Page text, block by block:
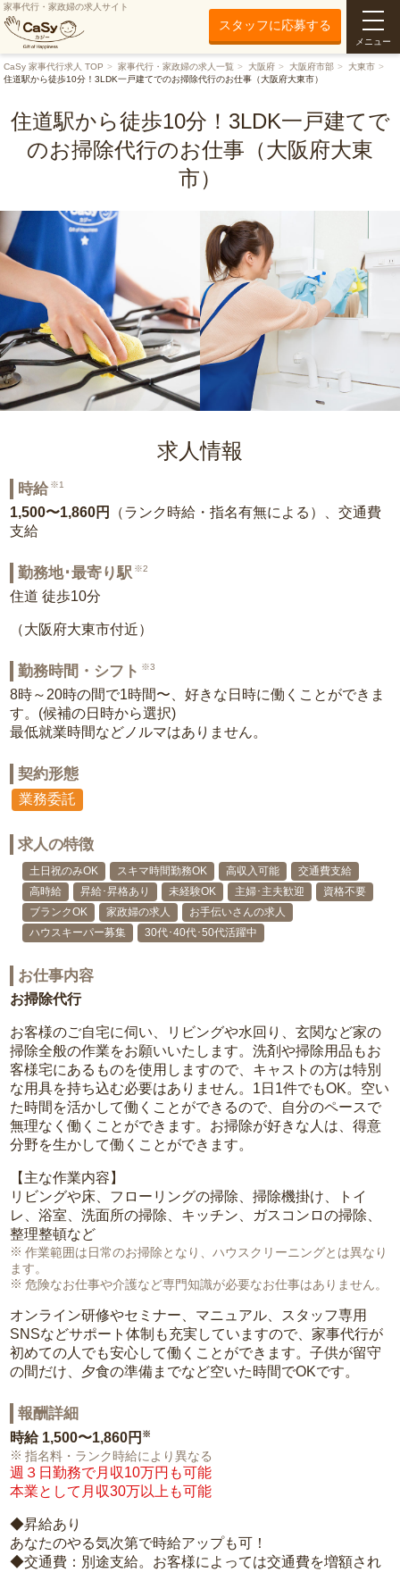
家事代行・家政婦の求人サイト
スタッフに応募する
メニュー
CaSy 家事代行求人 TOP 家事代行・家政婦の求人一覧 大阪府 大阪府市部
大東市
住道駅から徒歩10分！3LDK一戸建てでのお掃除代行のお仕事（大阪府大東市）
住道駅から徒歩10分！3LDK一戸建てで
のお掃除代行のお仕事（大阪府大東
市）
求人情報
時給 ※1
1,500〜1,860円
（ランク時給・指名有無による）、交通費
支給
勤務地･最寄り駅 ※2
住道 徒歩10分
（大阪府大東市付近）
勤務時間・シフト ※3
8時～20時の間で1時間〜、好きな日時に働くことができま
す。(候補の日時から選択)
最低就業時間などノルマはありません。
契約形態
業務委託
求人の特徴
土日祝のみOK スキマ時間勤務OK 高収入可能
交通費支給
高時給
昇給･昇格あり 未経験OK 主婦･主夫歓迎
資格不要
ブランクOK
家政婦の求人
お手伝いさんの求人
ハウスキーパー募集
30代･40代･50代活躍中
お仕事内容
お掃除代行
お客様のご自宅に伺い、リビングや水回り、玄関など家の
掃除全般の作業をお願いいたします。洗剤や掃除用品もお
客様宅にあるものを使用しますので、キャストの方は特別
な用具を持ち込む必要はありません。1日1件でもOK。空い
た時間を活かして働くことができるので、自分のペースで
無理なく働くことができます。お掃除が好きな人は、得意
分野を生かして働くことができます。
【主な作業内容】
リビングや床、フローリングの掃除、掃除機掛け、トイ
レ、浴室、洗面所の掃除、キッチン、ガスコンロの掃除、
整理整頓など
作業範囲は日常のお掃除となり、ハウスクリーニングとは異なり
ます。
危険なお仕事や介護など専門知識が必要なお仕事はありません。
オンライン研修やセミナー、マニュアル、スタッフ専用
SNSなどサポート体制も充実していますので、家事代行が
初めての人でも安心して働くことができます。子供が留守
の間だけ、夕食の準備までなど空いた時間でOKです。
報酬詳細
時給 1,500〜1,860円 ※
指名料・ランク時給により異なる
週３日勤務で月収10万円も可能
本業として月収30万以上も可能
◆昇給あり
あなたのやる気次第で時給アップも可！
◆交通費：別途支給。お客様によっては交通費を増額され